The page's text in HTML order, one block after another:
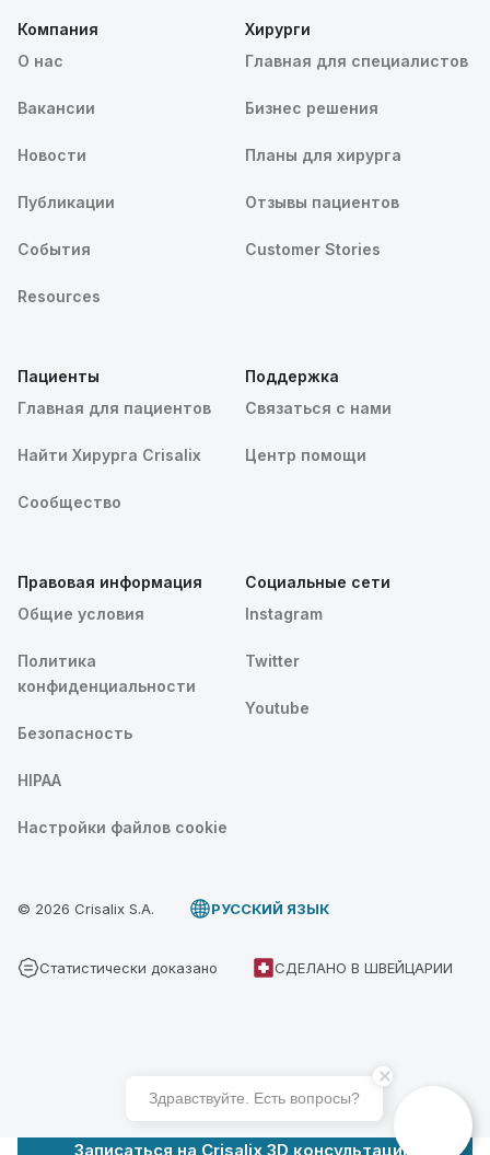
Записаться на Crisalix 3D консультацию
Компания
О нас
Вакансии
Новости
Публикации
События
Resources
Хирурги
Главная для специалистов
Бизнес решения
Планы для хирурга
Отзывы пациентов
Customer Stories
Пациенты
Главная для пациентов
Найти Хирурга Crisalix
Сообщество
Поддержка
Связаться с нами
Центр помощи
Правовая информация
Общие условия
Политика
конфиденциальности
Безопасность
HIPAA
Настройки файлов cookie
Социальные сети
Instagram
Twitter
Youtube
© 2026 Crisalix S.A. PУССКИЙ ЯЗЫК
Статистически доказано СДЕЛАНО В ШВЕЙЦАРИИ
Здравствуйте. Есть вопросы?